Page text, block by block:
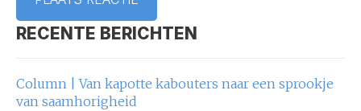
RECENTE BERICHTEN
Column | Van kapotte kabouters naar een sprookje
van saamhorigheid